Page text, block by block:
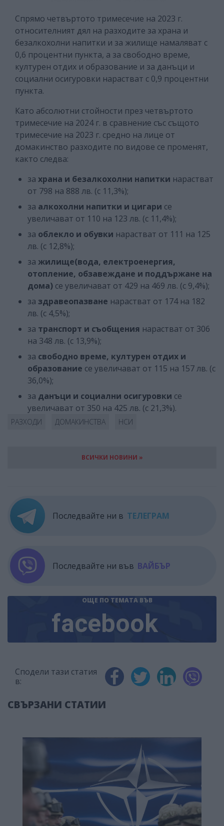
Спрямо четвъртото тримесечие на 2023 г.
относителният дял на разходите за храна и
безалкохолни напитки и за жилище намаляват с
0,6 процентни пункта, а за свободно време,
културен отдих и образование и за данъци и
социални осигуровки нарастват с 0,9 процентни
пункта.
Като абсолютни стойности през четвъртото
тримесечие на 2024 г. в сравнение със същото
тримесечие на 2023 г. средно на лице от
домакинство разходите по видове се променят,
както следва:
за храна и безалкохолни напитки нарастват
от 798 на 888 лв. (с 11,3%);
за алкохолни напитки и цигари се
увеличават от 110 на 123 лв. (с 11,4%);
за облекло и обувки нарастват от 111 на 125
лв. (с 12,8%);
за жилище(вода, електроенергия,
отопление, обзавеждане и поддържане на
дома) се увеличават от 429 на 469 лв. (с 9,4%);
за здравеопазване нарастват от 174 на 182
лв. (с 4,5%);
за транспорт и съобщения нарастват от 306
на 348 лв. (с 13,9%);
за свободно време, културен отдих и
образование се увеличават от 115 на 157 лв. (с
36,0%);
за данъци и социални осигуровки се
увеличават от 350 на 425 лв. (с 21,3%).
РАЗХОДИ ДОМАКИНСТВА НСИ
ВСИЧКИ НОВИНИ »
Последвайте ни в ТЕЛЕГРАМ
Последвайте ни във ВАЙБЪР
ОЩЕ ПО ТЕМАТА ВЪВ
facebook
Сподели тази статия
в:
СВЪРЗАНИ СТАТИИ